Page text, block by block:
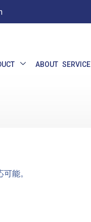
ABOUT SERVICE
能。